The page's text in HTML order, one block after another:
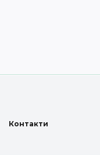
Контакти